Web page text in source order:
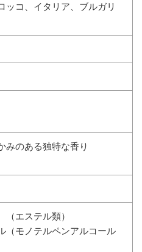
ッコ、イタリア、ブルガリ
みのある独特な香り
エステル類）
（モノテルペンアルコール